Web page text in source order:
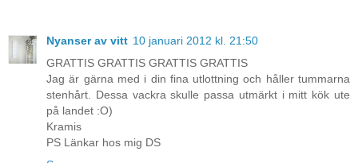
Nyanser av vitt 10 januari 2012 kl. 21:50
GRATTIS GRATTIS GRATTIS GRATTIS
Jag är gärna med i din fina utlottning och håller tummarna
stenhårt. Dessa vackra skulle passa utmärkt i mitt kök ute
på landet :O)
Kramis
PS Länkar hos mig DS